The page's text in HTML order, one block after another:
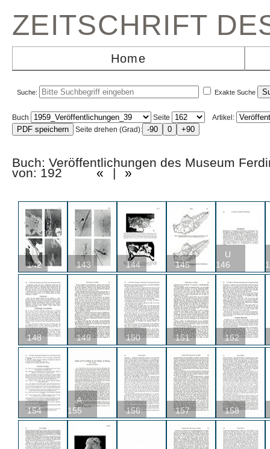
ZEITSCHRIFT
Home
Suche: Exakte Suche
Buch Seite
Artikel:
Seite drehen (Grad):
Buch: Veröffentlichungen des Museum
von: 192 « | »
142 143 144 145
U
146
148 149 150 151 152
154
A
155
156 157 158